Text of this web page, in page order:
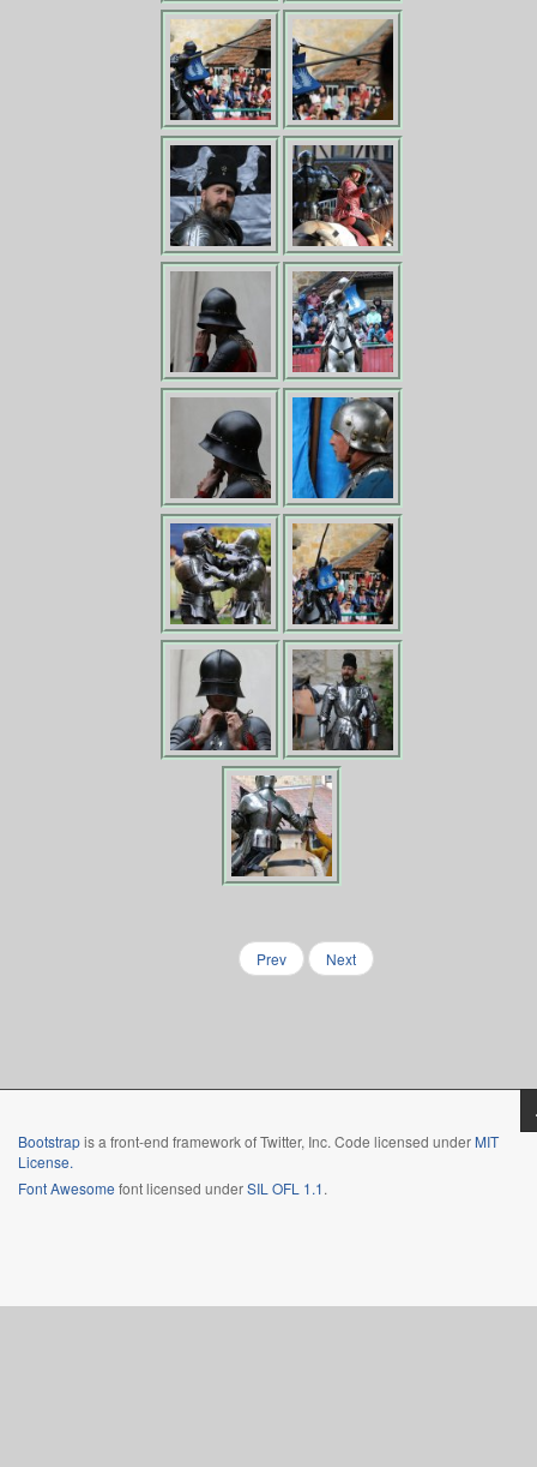
Prev Next
Bootstrapis a front-end framework of Twitter, Inc. Code licensed under MIT
License.
Font Awesome font licensed underSIL OFL 1.1.